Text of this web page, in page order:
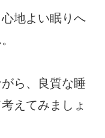
地よい眠りへ
ら、良質な睡
えてみましょ